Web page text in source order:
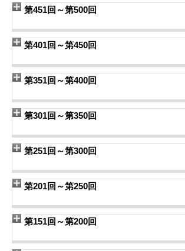
第451回～第500回
第401回～第450回
第351回～第400回
第301回～第350回
第251回～第300回
第201回～第250回
第151回～第200回